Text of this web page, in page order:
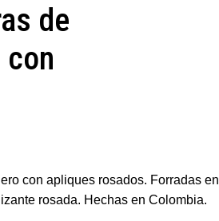
de
con apliques rosados. Forradas en
rosada. Hechas en Colombia.